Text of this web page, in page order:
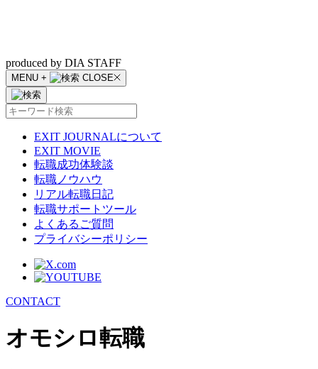
produced by DIA STAFF
MENU + CLOSE
EXIT JOURNALについて
EXIT MOVIE
転職成功体験談
転職ノウハウ
リアル転職日記
転職サポートツール
よくあるご質問
プライバシーポリシー
CONTACT
オモシロ転職